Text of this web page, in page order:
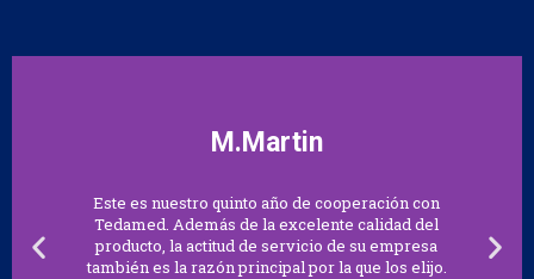
M.Martin
Este es nuestro quinto año de cooperación con
Tedamed. Además de la excelente calidad del
producto, la actitud de servicio de su empresa
también es la razón principal por la que los elijo.